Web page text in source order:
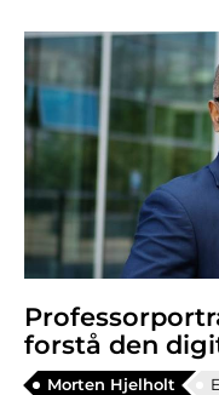
forstå den
Morten Hjelholt